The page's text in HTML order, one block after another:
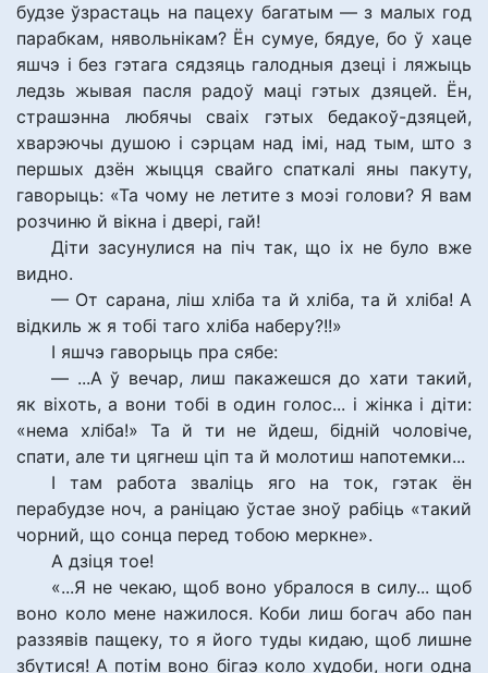
будзе ўзрастаць на пацеху багатым — з малых год
парабкам, нявольнікам? Ён сумуе, бядуе, бо ў хаце
яшчэ і без гэтага сядзяць галодныя дзеці і ляжыць
ледзь жывая пасля радоў маці гэтых дзяцей. Ён,
страшэнна любячы сваіх гэтых бедакоў-дзяцей,
хварэючы душою і сэрцам над імі, над тым, што з
першых дзён жыцця свайго спаткалі яны пакуту,
гаворыць: «Та чому не летите з моэі голови? Я вам
розчиню й вікна і двері, гай!
Діти засунулися на піч так, що іх не було вже
видно.
— От сарана, ліш хліба та й хліба, та й хліба! А
відкиль ж я тобі таго хліба наберу?!!»
І яшчэ гаворыць пра сябе:
— ...А ў вечар, лиш пакажешся до хати такий,
як віхоть, а вони тобі в один голос... і жінка і діти:
«нема хліба!» Та й ти не йдеш, бідній чоловіче,
спати, але ти цягнеш ціп та й молотиш напотемки...
І там работа зваліць яго на ток, гэтак ён
перабудзе ноч, а раніцаю ўстае зноў рабіць «такий
чорний, що сонца перед тобою меркне».
А дзіця тое!
«...Я не чекаю, щоб воно убралося в силу... щоб
воно коло мене нажилося. Коби лиш богач або пан
раззявів пащеку, то я його туды кидаю, щоб лишне
збутися! А потім воно бігаэ коло худоби, ноги одна